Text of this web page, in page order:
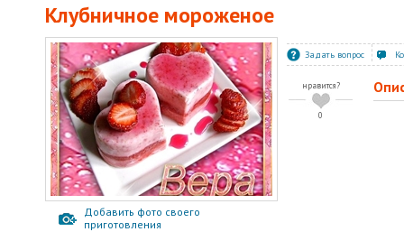
Клубничное мороженое
Добавить фото своего
приготовления
Задать вопрос
нравится?
0